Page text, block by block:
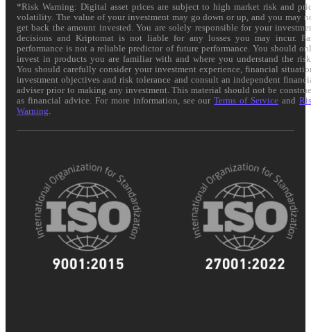
*Risk Warning: Digital asset prices are subject to high market risk and
volatility. The value of your investment may go down or up, and you may
get back the amount invested. You are solely responsible for your
decisions and Kriptomat is not liable for any losses you may incur.
performance is not a reliable predictor of future performance. You should
invest in products you are familiar with and where you understand the
You should carefully consider your investment experience, financial
investment objectives and risk tolerance and consult an independent
adviser prior to making any investment. This material should not be
as financial advice. For more information, see ourTerms of Service and
Warning